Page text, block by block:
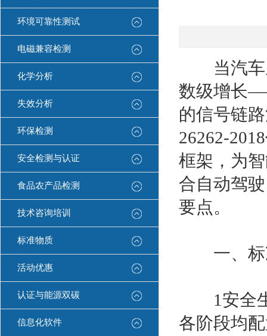
环境可靠性测试
电磁兼容检测
化学分析
失效分析
环保检测
安全检测与认证
食品农产品检测
技术咨询培训
标准物质
活动优惠
认证与能源双碳
信息化软件
当汽车从
数级增长
的信号链
26262-
框架，为
合自动驾
要点。
一、标
1安全生
各阶段均